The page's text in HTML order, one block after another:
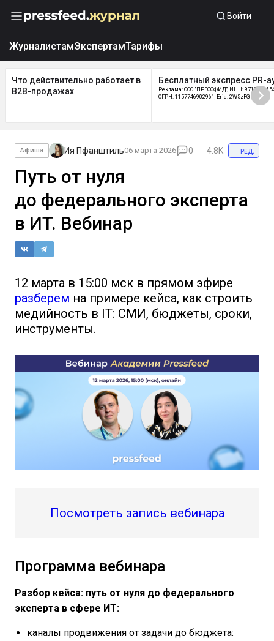
Войти
ЖурналистамЭкспертамТарифы
Что действительно работает в
B2B-продажах
Бесплатный экспресс PR-
Реклама: ООО "ПРЕССФИД", ИНН:
ОГРН: 1157746902961, Erid: 2W5zFGDycPz
Афиша Ия Пфанштиль06 марта 2026 0 4.8K ред.
Путь от нуля
до федерального эксперта
в ИT. Вебинар
12 марта в 15:00 мск в прямом эфире
разберем на примере кейса, как строить
медийность в IT: СМИ, бюджеты, сроки,
инструменты.
Посмотреть запись вебинара
Программа вебинара
Разбор кейса: путь от нуля до федерального
эксперта в сфере ИТ:
каналы продвижения от задачи до бюджета: